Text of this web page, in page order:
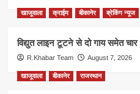
खाजूवाला क्राईम बीकानेर ब्रेकिंग न्यूज
विद्युत लाइन टूटने से दो गाय समेत चार
R.Khabar Team August 7, 2026
खाजूवाला बीकानेर राजस्थान